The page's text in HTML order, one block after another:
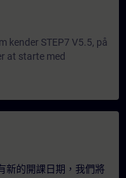
kender STEP7 V5.5, på
at starte med
新的開課日期，我們將